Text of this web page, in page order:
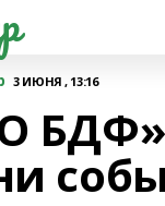
3 ИЮНЯ , 13:16
БДФ»